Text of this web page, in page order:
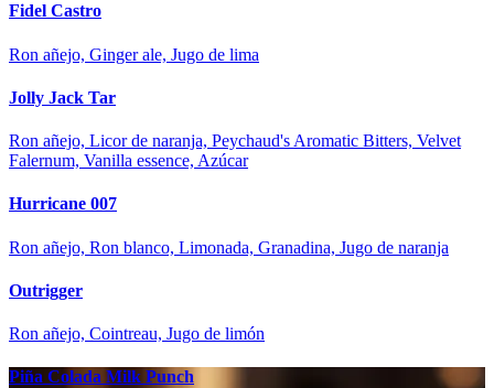
Fidel Castro
Ron añejo, Ginger ale, Jugo de lima
Jolly Jack Tar
Ron añejo, Licor de naranja, Peychaud's Aromatic Bitters, Velvet
Falernum, Vanilla essence, Azúcar
Hurricane 007
Ron añejo, Ron blanco, Limonada, Granadina, Jugo de naranja
Outrigger
Ron añejo, Cointreau, Jugo de limón
Piña Colada Milk Punch